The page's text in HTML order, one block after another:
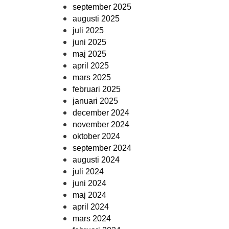
september 2025
augusti 2025
juli 2025
juni 2025
maj 2025
april 2025
mars 2025
februari 2025
januari 2025
december 2024
november 2024
oktober 2024
september 2024
augusti 2024
juli 2024
juni 2024
maj 2024
april 2024
mars 2024